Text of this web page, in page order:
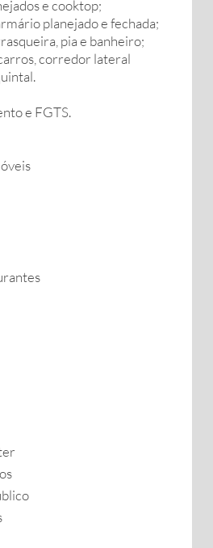
e cooktop;
planejado e fechada;
pia e banheiro;
corredor lateral
e FGTS.